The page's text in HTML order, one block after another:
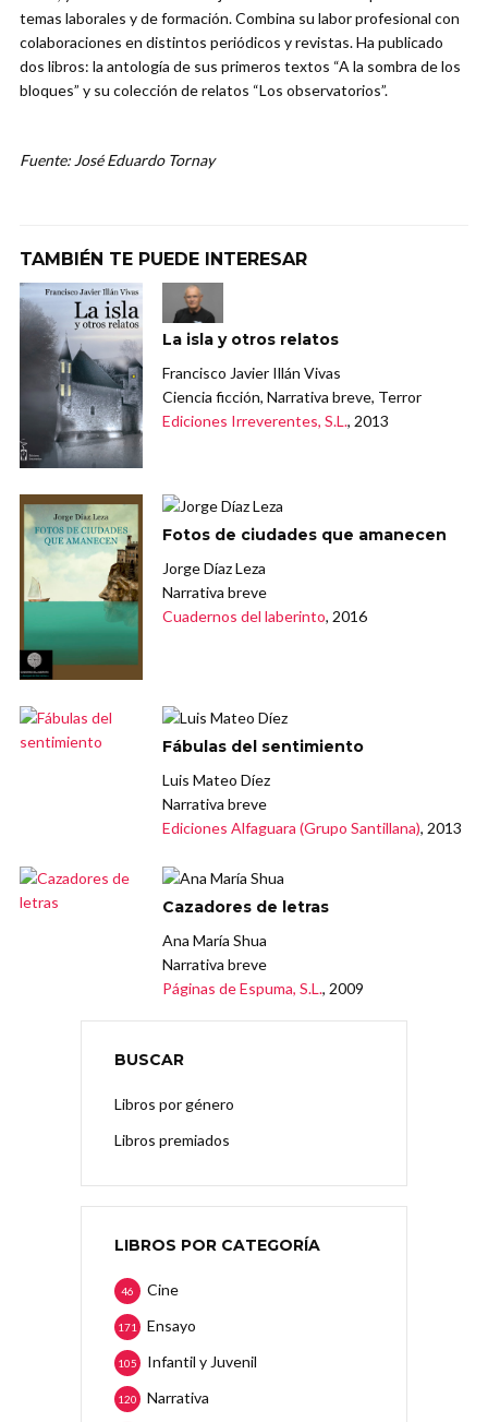
temas laborales y de formación. Combina su labor profesional con
colaboraciones en distintos periódicos y revistas. Ha publicado
dos libros: la antología de sus primeros textos “A la sombra de los
bloques” y su colección de relatos “Los observatorios”.
Fuente: José Eduardo Tornay
TAMBIÉN TE PUEDE INTERESAR
La isla y otros relatos
Francisco Javier Illán Vivas
Ciencia ficción, Narrativa breve, Terror
Ediciones Irreverentes, S.L., 2013
Fotos de ciudades que amanecen
Jorge Díaz Leza
Narrativa breve
Cuadernos del laberinto, 2016
Fábulas del sentimiento
Luis Mateo Díez
Narrativa breve
Ediciones Alfaguara (Grupo Santillana), 2013
Cazadores de letras
Ana María Shua
Narrativa breve
Páginas de Espuma, S.L., 2009
BUSCAR
Libros por género
Libros premiados
LIBROS POR CATEGORÍA
Cine
46
Ensayo
171
Infantil y Juvenil
105
Narrativa
120